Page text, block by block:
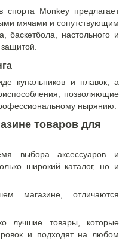
спорта Monkey предлагает
мячами и сопутствующим
баскетбола, настольного и
купальников и плавок, а
позволяющие
нырянию.
товаров для
выбора аксессуаров и
широкий каталог, но и
магазине, отличаются
лучшие товары, которые
и подходят на любом